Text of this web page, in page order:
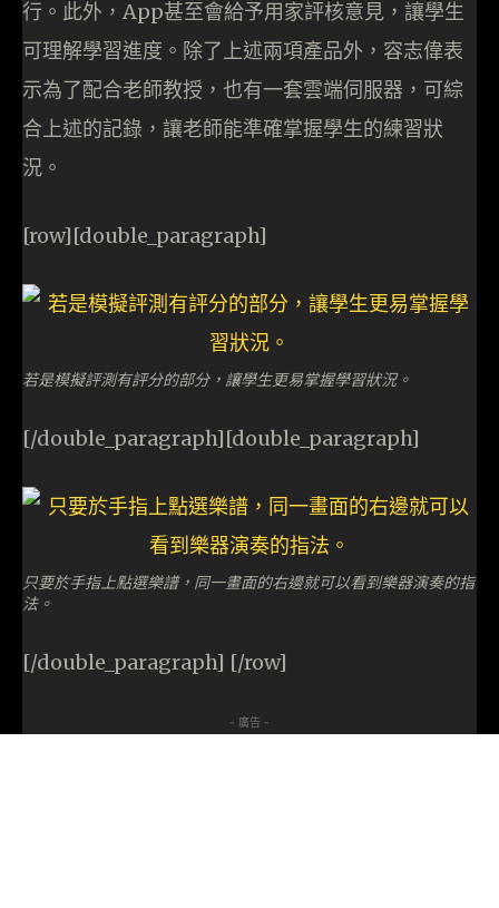
行。此外，App甚至會給予用家評核意見，讓學生
可理解學習進度。除了上述兩項產品外，容志偉表
示為了配合老師教授，也有一套雲端伺服器，可綜
合上述的記錄，讓老師能準確掌握學生的練習狀
況。
[row][double_paragraph]
若是模擬評測有評分的部分，讓學生更易掌握學習狀況。
[/double_paragraph][double_paragraph]
只要於手指上點選樂譜，同一畫面的右邊就可以看到樂器演奏的指
法。
[/double_paragraph] [/row]
- 廣告 -